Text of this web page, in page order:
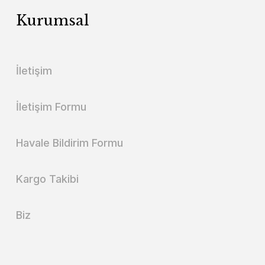
Kurumsal
İletişim
İletişim Formu
Havale Bildirim Formu
Kargo Takibi
Biz